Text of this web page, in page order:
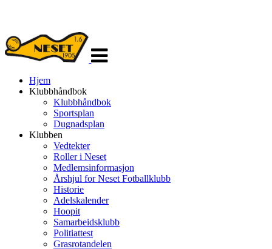
navigasjon
Hjem
Klubbhåndbok
Klubbhåndbok
Sportsplan
Dugnadsplan
Klubben
Vedtekter
Roller i Neset
Medlemsinformasjon
Årshjul for Neset Fotballklubb
Historie
Adelskalender
Hoopit
Samarbeidsklubb
Politiattest
Grasrotandelen